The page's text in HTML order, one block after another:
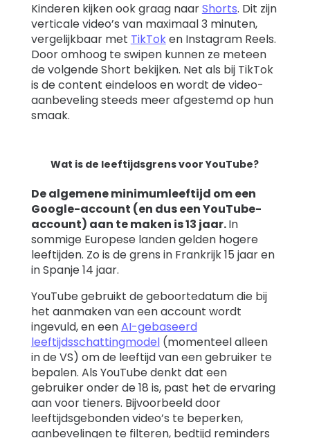
Kinderen kijken ook graag naarShorts. Dit zijn
verticale video’s van maximaal 3 minuten,
vergelijkbaar met TikToken Instagram Reels.
Door omhoog te swipen kunnen ze meteen
de volgende Short bekijken. Net als bij TikTok
is de content eindeloos en wordt de video-
aanbeveling steeds meer afgestemd op hun
smaak.
Wat is de leeftijdsgrens voor YouTube?
De algemene minimumleeftijd om een
Google-account (en dus een YouTube-
account) aan te maken is 13 jaar.In
sommige Europese landen gelden hogere
leeftijden. Zo is de grens in Frankrijk 15 jaar en
in Spanje 14 jaar.
YouTube gebruikt de geboortedatum die bij
het aanmaken van een account wordt
ingevuld, en eenAI-gebaseerd
leeftijdsschattingmodel(momenteel alleen
in de VS) om de leeftijd van een gebruiker te
bepalen. Als YouTube denkt dat een
gebruiker onder de 18 is, past het de ervaring
aan voor tieners. Bijvoorbeeld door
leeftijdsgebonden video’s te beperken,
aanbevelingen te filteren, bedtijd reminders